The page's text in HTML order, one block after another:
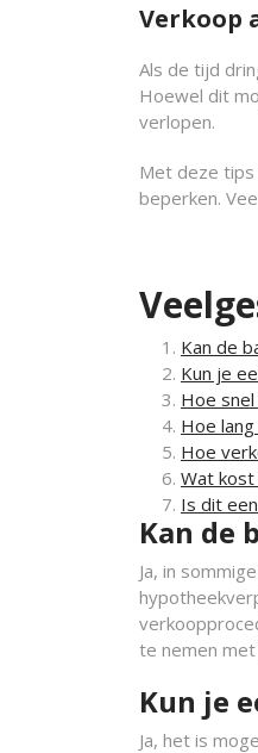
Verkoop
Als de tijd
Hoewel dit
verlopen.
Met deze tips
beperken.
Kan de
Kun je
Hoe
Hoe
Hoe
Wat kost
Is dit
Kan de
Ja, in
te nemen
Kun je
Ja, het is